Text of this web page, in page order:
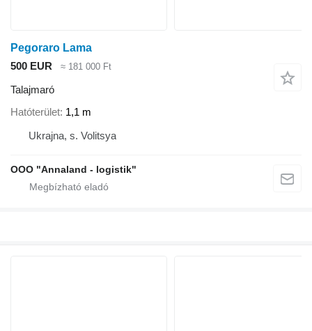
Pegoraro Lama
500 EUR
≈ 181 000 Ft
Talajmaró
Hatóterület 1,1 m
Ukrajna, s. Volitsya
OOO "Annaland - logistik"